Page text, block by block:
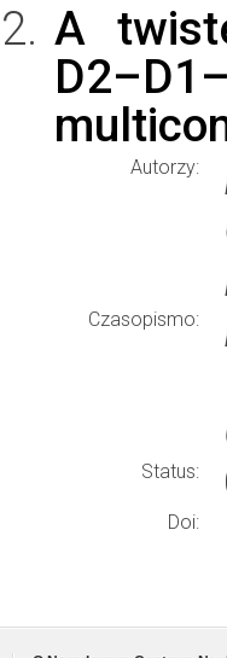
A
Autorzy:
Czasopismo:
Status:
Doi: